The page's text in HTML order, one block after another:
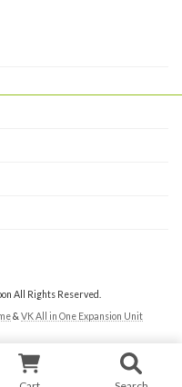
All Rights Reserved.
& VK All in One Expansion Unit